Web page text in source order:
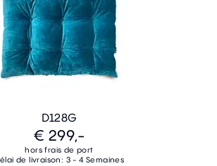
D128G
€ 299,-
hors frais de port
de livraison: 3 - 4 Semaines